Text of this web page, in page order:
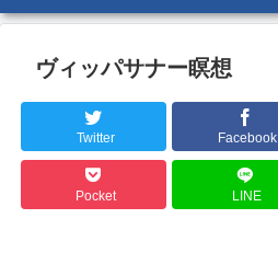
ヴィッパサナー瞑想
Twitter Facebook
Pocket LINE